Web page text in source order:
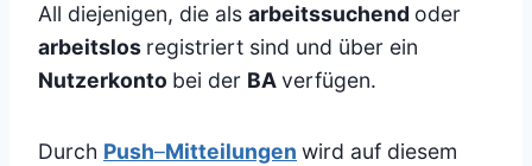
All diejenigen, die als arbeitssuchend oder
arbeitslos registriert sind und über ein
Nutzerkonto bei der BAverfügen.
Durch Push–Mitteilungen wird auf diesem